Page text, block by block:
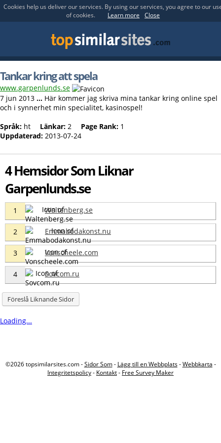
Cookies help us deliver our services. By using our services, you agree to our
of cookies.
Learn more Close
Tankar kring att spela
www.garpenlunds.se
7 jun 2013 ... Här kommer jag skriva mina tankar kring online spel
och i synnerhet min specialitet, kasinospel!
Språk: ht Länkar: 2 Page Rank: 1
Uppdaterad: 2013-07-24
4 Hemsidor Som Liknar
Garpenlunds.se
1 Waltenberg.se
2 Emmabodakonst.nu
3 Vonscheele.com
4 Sovcom.ru
Föreslå Liknande Sidor
Loading...
©2026 topsimilarsites.com -Sidor Som- Lägg till en Webbplats-Webbkarta -
Integritetspolicy- Kontakt- Free Survey Maker